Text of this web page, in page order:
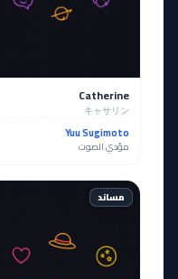
Catherine
キャサリン
Yuu Sugimoto
مؤدي الصوت
مساند